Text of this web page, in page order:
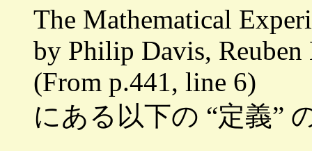
The Mathematical
by Philip Davis, Reuben
(From p.441, line 6)
にある以下の “定義”